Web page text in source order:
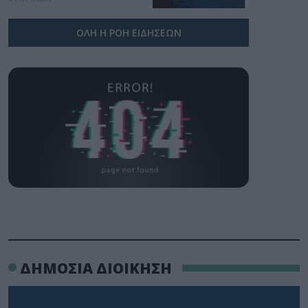
ΟΛΗ Η ΡΟΗ ΕΙΔΗΣΕΩΝ
ΔΗΜΟΣΙΑ ΔΙΟΙΚΗΣΗ